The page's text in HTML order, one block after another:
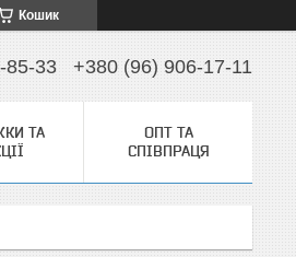
Кошик
85-33 +380 (96) 906-17-11
ТА
ОПТ ТА
СПІВПРАЦЯ